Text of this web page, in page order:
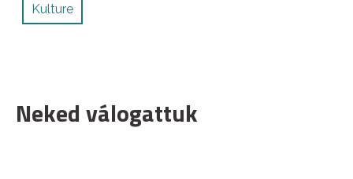
Kulture
Neked válogattuk